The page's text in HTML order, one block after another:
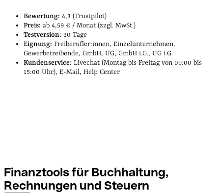
Bewertung: 4,3 (Trustpilot)
Preis: ab 4,59 € / Monat (zzgl. MwSt.)
Testversion: 30 Tage
Eignung: Freiberufler:innen, Einzelunternehmen,
Gewerbetreibende, GmbH, UG, GmbH i.G., UG i.G.
Kundenservice: Livechat (Montag bis Freitag von 09:00 bis
15:00 Uhr), E-Mail, Help Center
Finanztools für Buchhaltung,
Rechnungen und Steuern